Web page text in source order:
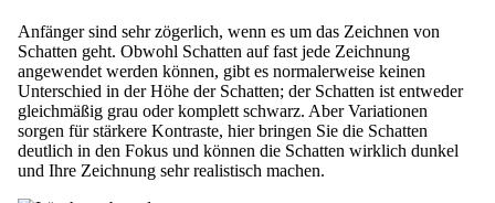
Anfänger sind sehr zögerlich, wenn es um das Zeichnen von
Schatten geht. Obwohl Schatten auf fast jede Zeichnung
angewendet werden können, gibt es normalerweise keinen
Unterschied in der Höhe der Schatten; der Schatten ist entweder
gleichmäßig grau oder komplett schwarz. Aber Variationen
sorgen für stärkere Kontraste, hier bringen Sie die Schatten
deutlich in den Fokus und können die Schatten wirklich dunkel
und Ihre Zeichnung sehr realistisch machen.